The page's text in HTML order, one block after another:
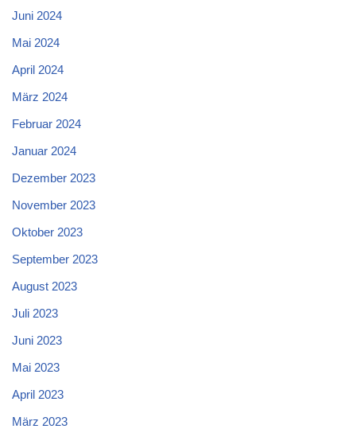
Juni 2024
Mai 2024
April 2024
März 2024
Februar 2024
Januar 2024
Dezember 2023
November 2023
Oktober 2023
September 2023
August 2023
Juli 2023
Juni 2023
Mai 2023
April 2023
März 2023